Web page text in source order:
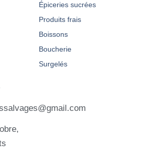
Épiceries sucrées
Produits frais
Boissons
Boucherie
Surgelés